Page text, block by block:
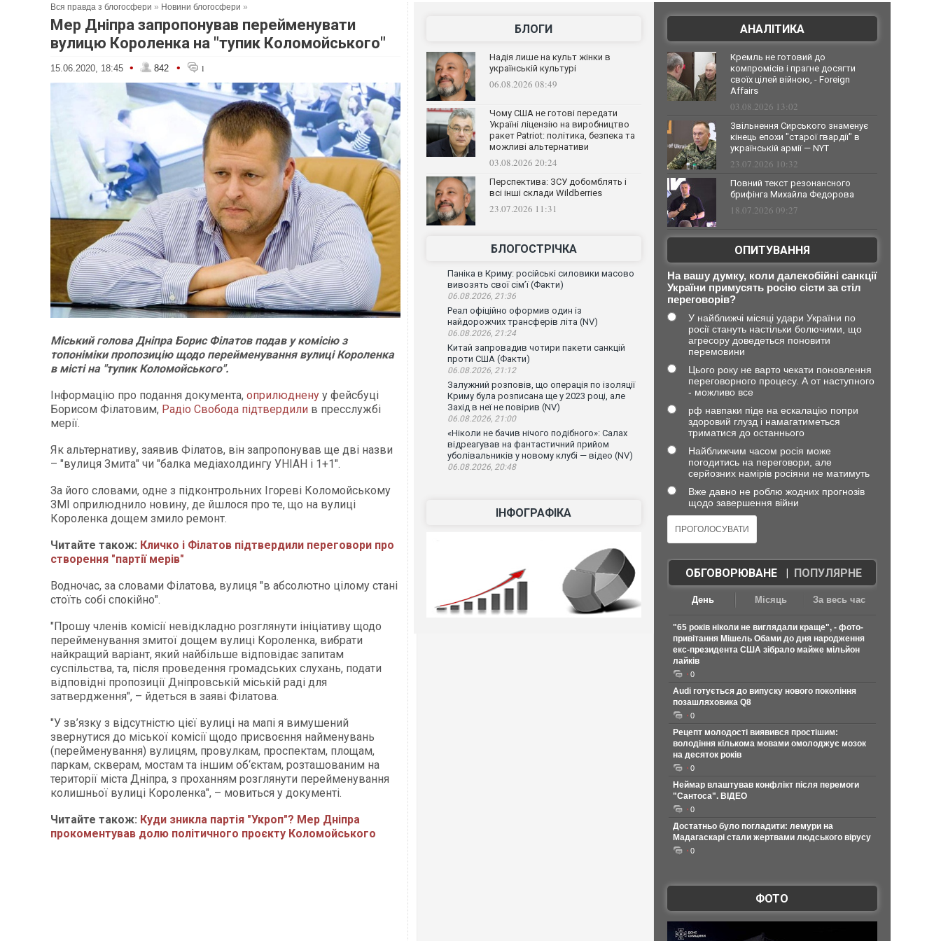
Вся правда з блогосфери » Новини блогосфери »
Мер Дніпра запропонував перейменувати
вулицю Короленка на "тупик Коломойського"
15.06.2020, 18:45 • 842 • 1
Міський голова Дніпра Борис Філатов подав у комісію з
топоніміки пропозицію щодо перейменування вулиці Короленка
в місті на "тупик Коломойського".
Інформацію про подання документа, оприлюднену у фейсбуці
Борисом Філатовим, Радіо Свобода підтвердили в пресслужбі
мерії.
Як альтернативу, заявив Філатов, він запропонував ще дві назви
– "вулиця Змита" чи "балка медіахолдингу УНІАН і 1+1".
За його словами, одне з підконтрольних Ігореві Коломойському
ЗМІ оприлюднило новину, де йшлося про те, що на вулиці
Короленка дощем змило ремонт.
Читайте також: Кличко і Філатов підтвердили переговори про
створення "партії мерів"
Водночас, за словами Філатова, вулиця "в абсолютно цілому стані
стоїть собі спокійно".
"Прошу членів комісії невідкладно розглянути ініціативу щодо
перейменування змитої дощем вулиці Короленка, вибрати
найкращий варіант, який найбільше відповідає запитам
суспільства, та, після проведення громадських слухань, подати
відповідні пропозиції Дніпровській міській раді для
затвердження", – йдеться в заяві Філатова.
"У зв’язку з відсутністю цієї вулиці на мапі я вимушений
звернутися до міської комісії щодо присвоєння найменувань
(перейменування) вулицям, провулкам, проспектам, площам,
паркам, скверам, мостам та іншим об‘єктам, розташованим на
території міста Дніпра, з проханням розглянути перейменування
колишньої вулиці Короленка", – мовиться у документі.
Читайте також: Куди зникла партія "Укроп"? Мер Дніпра
прокоментував долю політичного проєкту Коломойського
БЛОГИ
Надія лише на культ жінки в
українській культурі
06.08.2026 08:49
Чому США не готові передати
Україні ліцензію на виробництво
ракет Patriot: політика, безпека та
можливі альтернативи
03.08.2026 20:24
Перспектива: ЗСУ добомблять і
всі інші склади Wildberries
23.07.2026 11:31
БЛОГОСТРІЧКА
Паніка в Криму: російські силовики масово
вивозять свої сім’ї (Факти)
06.08.2026, 21:36
Реал офіційно оформив один із
найдорожчих трансферів літа (NV)
06.08.2026, 21:24
Китай запровадив чотири пакети санкцій
проти США (Факти)
06.08.2026, 21:12
Залужний розповів, що операція по ізоляції
Криму була розписана ще у 2023 році, але
Захід в неї не повірив (NV)
06.08.2026, 21:00
«Ніколи не бачив нічого подібного»: Салах
відреагував на фантастичний прийом
уболівальників у новому клубі — відео (NV)
06.08.2026, 20:48
ІНФОГРАФІКА
АНАЛІТИКА
Кремль не готовий до
компромісів і прагне досягти
своїх цілей війною, - Foreign
Affairs
03.08.2026 13:02
Звільнення Сирського знаменує
кінець епохи "старої гвардії" в
українській армії — NYT
23.07.2026 10:32
Повний текст резонансного
брифінга Михайла Федорова
18.07.2026 09:27
ОПИТУВАННЯ
На вашу думку, коли далекобійні санкції
України примусять росію сісти за стіл
переговорів?
У найближчі місяці удари України по
росії стануть настільки болючими, що
агресору доведеться поновити
перемовини
Цього року не варто чекати поновлення
переговорного процесу. А от наступного
- можливо все
рф навпаки піде на ескалацію попри
здоровий глузд і намагатиметься
триматися до останнього
Найближчим часом росія може
погодитись на переговори, але
серйозних намірів росіяни не матимуть
Вже давно не роблю жодних прогнозів
щодо завершення війни
ОБГОВОРЮВАНЕ| ПОПУЛЯРНЕ
День Місяць За весь час
"65 років ніколи не виглядали краще", - фото-
привітання Мішель Обами до дня народження
екс-президента США зібрало майже мільйон
лайків
0
Audi готується до випуску нового покоління
позашляховика Q8
0
Рецепт молодості виявився простішим:
володіння кількома мовами омолоджує мозок
на десяток років
0
Неймар влаштував конфлікт після перемоги
"Сантоса". ВІДЕО
0
Достатньо було погладити: лемури на
Мадагаскарі стали жертвами людського вірусу
0
ФОТО